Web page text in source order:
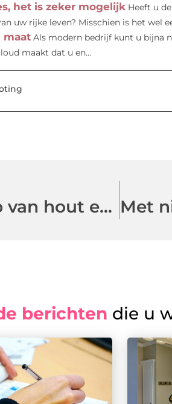
het is zeker mogelijk Heeft u
uw rijke leven? Misschien is het wel
maat Als modern bedrijf kunt u bijna
maakt dat u en...
Een mooie en unieke hanglamp van hout en andere woonartikelen bestelt u bij deze zorgboerderij
berichten die u